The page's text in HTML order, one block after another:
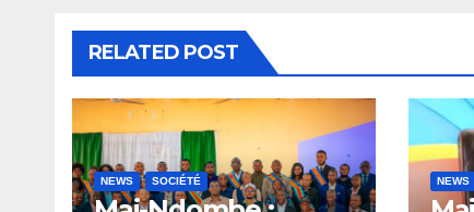
RELATED POST
NEWS SOCIÉTÉ NEWS